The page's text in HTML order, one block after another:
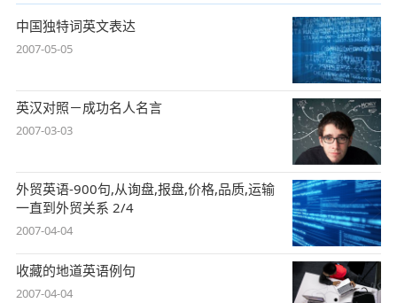
中国独特词英文表达
2007-05-05
英汉对照－成功名人名言
2007-03-03
外贸英语-900句,从询盘,报盘,价格,品质,运输
一直到外贸关系 2/4
2007-04-04
收藏的地道英语例句
2007-04-04